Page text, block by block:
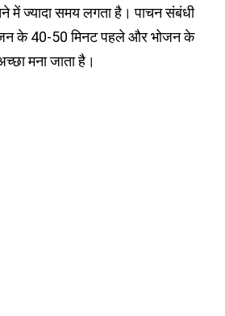
में ज्यादा समय लगता है। पाचन संबंधी
के 40-50 मिनट पहले और भोजन के
मना जाता है।